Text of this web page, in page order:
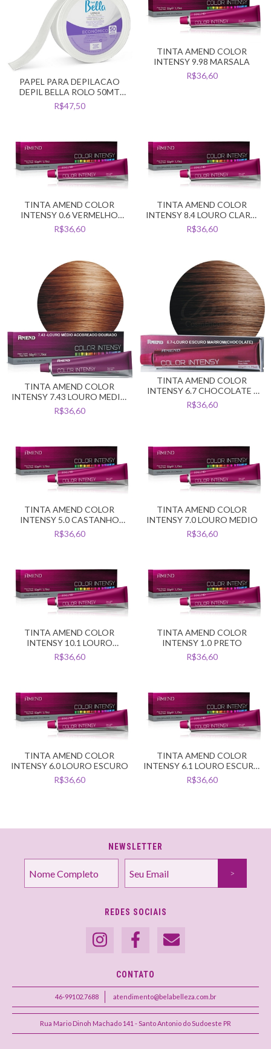
PAPEL PARA DEPILACAO
DEPIL BELLA ROLO 50MT
FIBRA NATURAL
R$47,50
TINTA AMEND COLOR
INTENSY 9.98 MARSALA
R$36,60
TINTA AMEND COLOR
INTENSY 0.6 VERMELHO
INTENSIFICADOR
R$36,60
TINTA AMEND COLOR
INTENSY 8.4 LOURO CLARO
ACOBREADO
R$36,60
TINTA AMEND COLOR
INTENSY 7.43 LOURO MEDIO
ACOBREADO DOURADO
R$36,60
TINTA AMEND COLOR
INTENSY 6.7 CHOCOLATE -
LOURO ESCURO MARROM
R$36,60
TINTA AMEND COLOR
INTENSY 5.0 CASTANHO
CLARO
R$36,60
TINTA AMEND COLOR
INTENSY 7.0 LOURO MEDIO
R$36,60
TINTA AMEND COLOR
INTENSY 10.1 LOURO
CLARISSIMO ACINZENTADO
R$36,60
TINTA AMEND COLOR
INTENSY 1.0 PRETO
R$36,60
TINTA AMEND COLOR
INTENSY 6.0 LOURO ESCURO
R$36,60
TINTA AMEND COLOR
INTENSY 6.1 LOURO ESCURO
ACINZENTADO
R$36,60
NEWSLETTER
REDES SOCIAIS
CONTATO
46-99102.7688 atendimento@belabelleza.com.br
Rua Mario Dinoh Machado 141 - Santo Antonio do Sudoeste PR